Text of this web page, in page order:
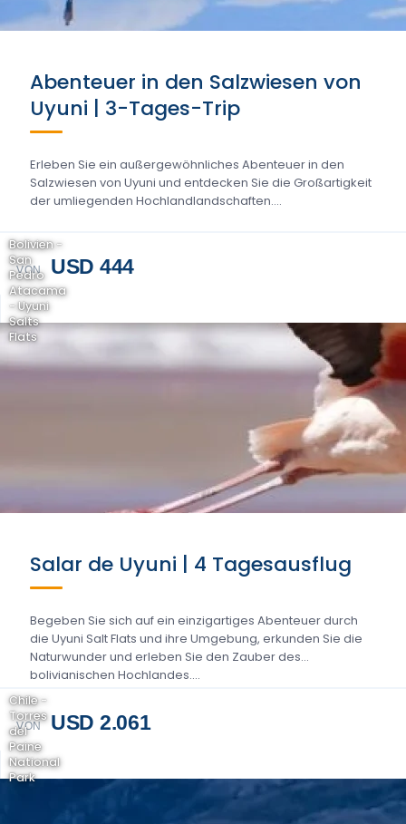
Abenteuer in den Salzwiesen von
Uyuni | 3-Tages-Trip
Erleben Sie ein außergewöhnliches Abenteuer in den
Salzwiesen von Uyuni und entdecken Sie die Großartigkeit
der umliegenden Hochlandlandschaften....
VON USD 444
Bolivien -
San
Pedro
Atacama
- Uyuni
Salts
Flats
Salar de Uyuni | 4 Tagesausflug
Begeben Sie sich auf ein einzigartiges Abenteuer durch
die Uyuni Salt Flats und ihre Umgebung, erkunden Sie die
Naturwunder und erleben Sie den Zauber des
bolivianischen Hochlandes....
VON USD 2.061
Chile -
Torres
del
Paine
National
Park